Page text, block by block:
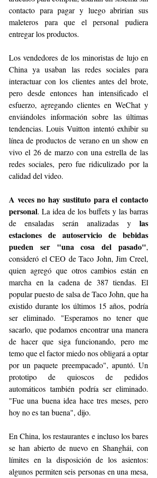
contacto para pagar y luego abrirían sus
maleteros para que el personal pudiera
entregar los productos.
Los vendedores de los minoristas de lujo en
China ya usaban las redes sociales para
interactuar con los clientes antes del brote,
pero desde entonces han intensificado el
esfuerzo, agregando clientes en WeChat y
enviándoles información sobre las últimas
tendencias. Louis Vuitton intentó exhibir su
línea de productos de verano en un show en
vivo el 26 de marzo con una estrella de las
redes sociales, pero fue ridiculizado por la
calidad del video.
A veces no hay sustituto para el contacto
personal. La idea de los buffets y las barras
de ensaladas serán analizadas y las
estaciones de autoservicio de bebidas
pueden ser "una cosa del pasado",
consideró el CEO de Taco John, Jim Creel,
quien agregó que otros cambios están en
marcha en la cadena de 387 tiendas. El
popular puesto de salsa de Taco John, que ha
existido durante los últimos 15 años, podría
ser eliminado. "Esperamos no tener que
sacarlo, que podamos encontrar una manera
de hacer que siga funcionando, pero me
temo que el factor miedo nos obligará a optar
por un paquete preempacado", apuntó. Un
prototipo de quioscos de pedidos
automáticos también podría ser eliminado.
"Fue una buena idea hace tres meses, pero
hoy no es tan buena", dijo.
En China, los restaurantes e incluso los bares
se han abierto de nuevo en Shanghái, con
límites en la disposición de los asientos:
algunos permiten seis personas en una mesa,